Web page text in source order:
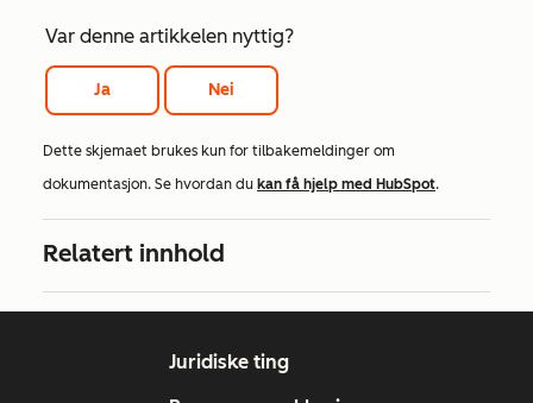
Var denne artikkelen nyttig?
Ja Nei
Dette skjemaet brukes kun for tilbakemeldinger om
dokumentasjon. Se hvordan du kan få hjelp med HubSpot.
Relatert innhold
Juridiske ting